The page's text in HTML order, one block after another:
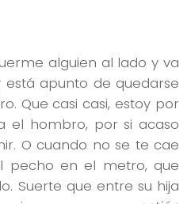
alguien al lado y va
apunto de quedarse
Que casi casi, estoy por
el hombro, por si acaso
O cuando no se te cae
pecho en el metro, que
Suerte que entre su hija